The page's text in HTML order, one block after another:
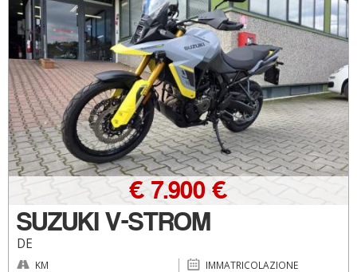
SUZUKI V-STROM
DE
€ 7.900 €
KM IMMATRICOLAZIONE